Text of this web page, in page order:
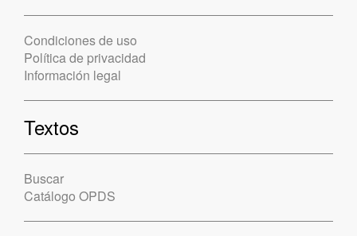
Condiciones de uso
Política de privacidad
Información legal
Textos
Buscar
Catálogo OPDS